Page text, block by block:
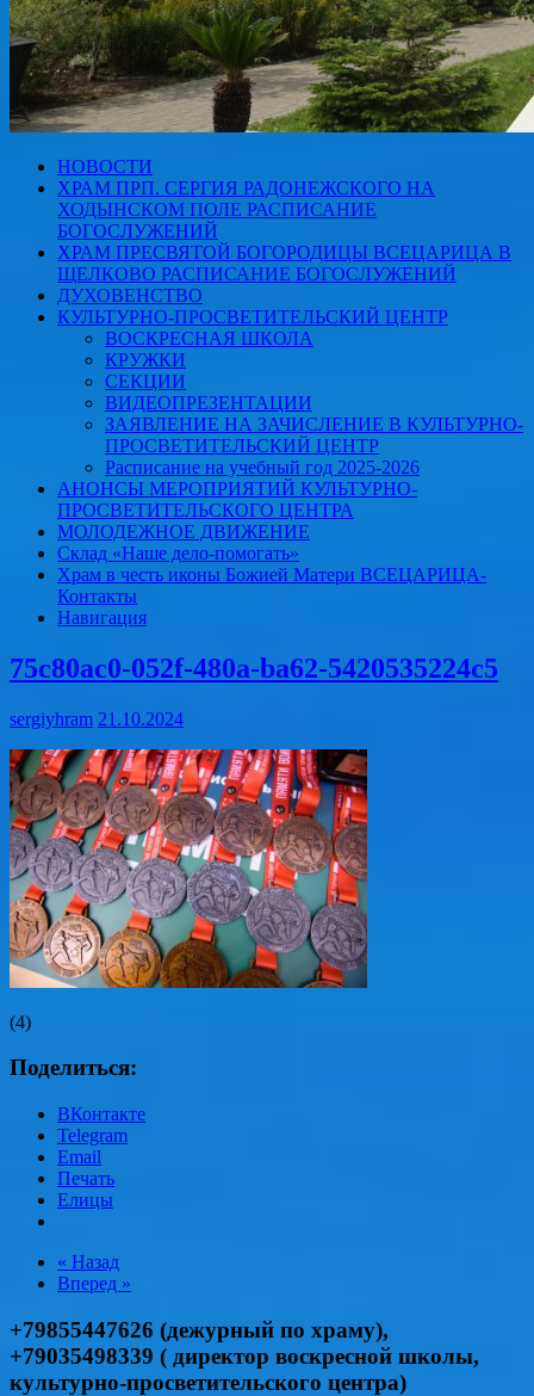
НОВОСТИ
ХРАМ ПРП. СЕРГИЯ РАДОНЕЖСКОГО НА
ХОДЫНСКОМ ПОЛЕ РАСПИСАНИЕ
БОГОСЛУЖЕНИЙ
ХРАМ ПРЕСВЯТОЙ БОГОРОДИЦЫ ВСЕЦАРИЦА В
ЩЕЛКОВО РАСПИСАНИЕ БОГОСЛУЖЕНИЙ
ДУХОВЕНСТВО
КУЛЬТУРНО-ПРОСВЕТИТЕЛЬСКИЙ ЦЕНТР
ВОСКРЕСНАЯ ШКОЛА
КРУЖКИ
СЕКЦИИ
ВИДЕОПРЕЗЕНТАЦИИ
ЗАЯВЛЕНИЕ НА ЗАЧИСЛЕНИЕ В КУЛЬТУРНО-
ПРОСВЕТИТЕЛЬСКИЙ ЦЕНТР
Расписание на учебный год 2025-2026
АНОНСЫ МЕРОПРИЯТИЙ КУЛЬТУРНО-
ПРОСВЕТИТЕЛЬСКОГО ЦЕНТРА
МОЛОДЕЖНОЕ ДВИЖЕНИЕ
Склад «Наше дело-помогать»
Храм в честь иконы Божией Матери ВСЕЦАРИЦА-
Контакты
Навигация
75c80ac0-052f-480a-ba62-5420535224c5
sergiyhram 21.10.2024
(4)
Поделиться:
ВКонтакте
Telegram
Email
Печать
Елицы
« Назад
Вперед »
+79855447626 (дежурный по храму),
+79035498339 ( директор воскресной школы,
культурно-просветительского центра)